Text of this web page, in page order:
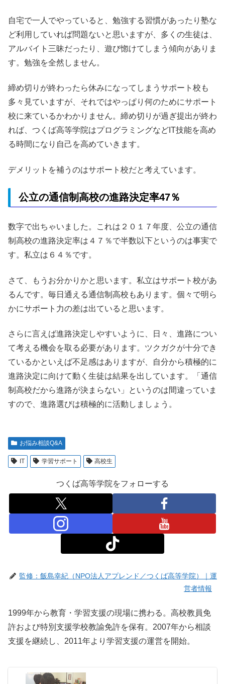
自宅で一人でやっていると、勉強する習慣があったり塾な
ど利用していれば問題ないと思いますが、多くの生徒は、
アルバイト三昧だったり、遊び惚けてしまう傾向がありま
す。勉強を全然しません。
締め切りが終わったら休みになってしまうサポート校も
多々見ていますが、それではやっぱり何のためにサポート
校に来ているかわかりません。締め切りが過ぎ提出が終わ
れば、つくば高等学院はプログラミングなどIT技能を高め
る時間になり自己を高めていきます。
デメリットを補うのはサポート校だと考えています。
公立の通信制高校の進路決定率47％
数字で出ちゃいました。これは２０１７年度、公立の通信
制高校の進路決定率は４７％で半数以下というのは事実で
す。私立は６４％です。
さて、もうお分かりかと思います。私立はサポート校があ
るんです。毎日通える通信制高校もあります。個々で明ら
かにサポート力の差は出ていると思います。
さらに言えば進路決定しやすいように、日々、進路につい
て考える機会を取る必要があります。ツクガクが十分でき
ているかといえば不足感はありますが、自分から積極的に
進路決定に向けて動く生徒は結果を出しています。「通信
制高校だから進路が決まらない」というのは間違っていま
すので、進路選びは積極的に活動しましょう。
お悩み相談Q&A
IT 学習サポート 高校生
つくば高等学院をフォローする
監修：飯島幸紀（NPO法人アプレンド／つくば高等学院）｜運
営者情報
1999年から教育・学習支援の現場に携わる。高校教員免
許および特別支援学校教諭免許を保有。2007年から相談
支援を継続し、2011年より学習支援の運営を開始。